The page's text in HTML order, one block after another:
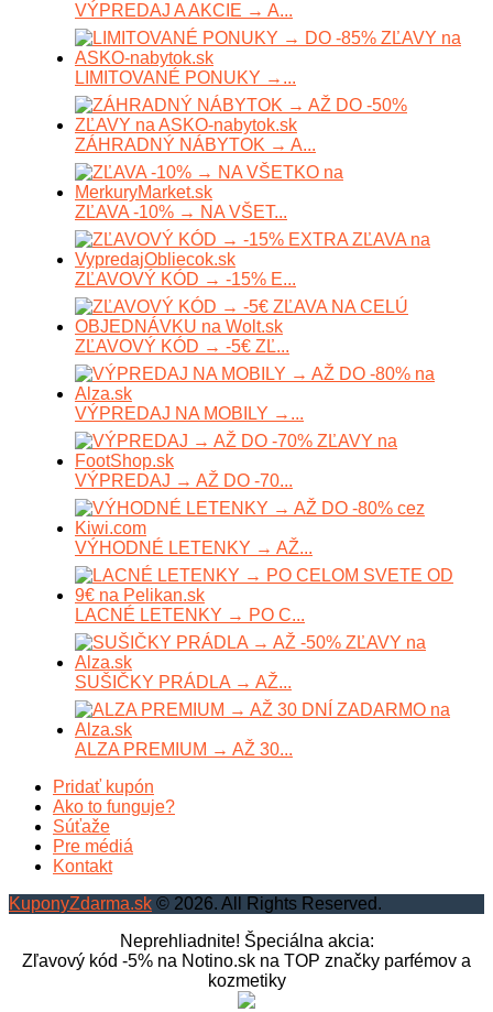
VÝPREDAJ A AKCIE → A...
LIMITOVANÉ PONUKY →...
ZÁHRADNÝ NÁBYTOK → A...
ZĽAVA -10% → NA VŠET...
ZĽAVOVÝ KÓD → -15% E...
ZĽAVOVÝ KÓD → -5€ ZĽ...
VÝPREDAJ NA MOBILY →...
VÝPREDAJ → AŽ DO -70...
VÝHODNÉ LETENKY → AŽ...
LACNÉ LETENKY → PO C...
SUŠIČKY PRÁDLA → AŽ...
ALZA PREMIUM → AŽ 30...
Pridať kupón
Ako to funguje?
Súťaže
Pre médiá
Kontakt
KuponyZdarma.sk © 2026. All Rights Reserved.
Neprehliadnite! Špeciálna akcia:
Zľavový kód -5% na Notino.sk na TOP značky parfémov a
kozmetiky